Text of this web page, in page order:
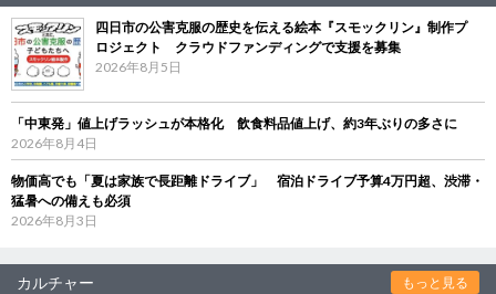
四日市の公害克服の歴史を伝える絵本『スモックリン』制作プ
ロジェクト クラウドファンディングで支援を募集
2026年8月5日
「中東発」値上げラッシュが本格化 飲食料品値上げ、約3年ぶりの多さに
2026年8月4日
物価高でも「夏は家族で長距離ドライブ」 宿泊ドライブ予算4万円超、渋滞・
猛暑への備えも必須
2026年8月3日
カルチャー もっと見る